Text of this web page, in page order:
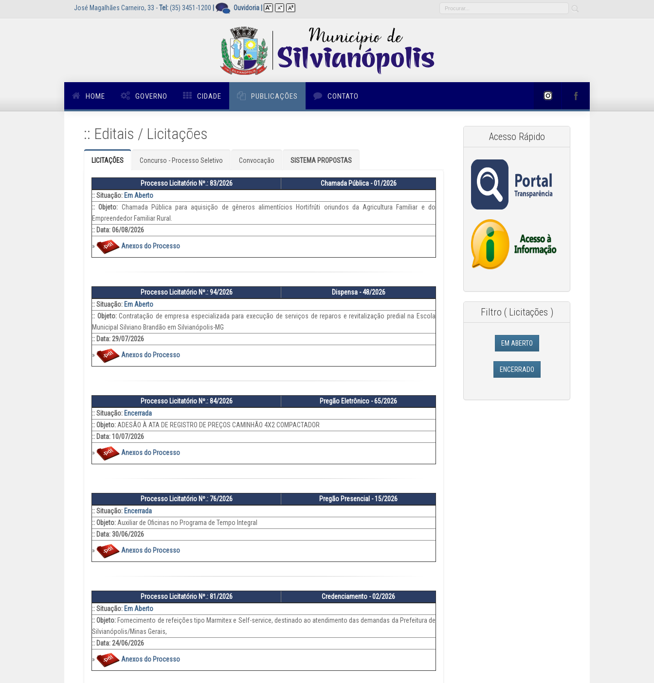
José Magalhães Carneiro, 33 -Tel:(35) 3451-1200 Ouvidoria
HOME GOVERNO CIDADE PUBLICAÇÕES CONTATO
:: Editais / Licitações
LICITAÇÕES Concurso - Processo Seletivo Convocação SISTEMA PROPOSTAS
Processo Licitatório Nº.: 83/2026
Chamada Pública - 01/2026
:: Situação: Em Aberto
:: Objeto: Chamada Pública para aquisição de gêneros alimentícios Hortifrúti oriundos da Agricultura Familiar e do
Empreendedor Familiar Rural.
:: Data: 06/08/2026
» Anexos do Processo
Processo Licitatório Nº.: 94/2026
Dispensa - 48/2026
:: Situação: Em Aberto
:: Objeto:Contratação de empresa especializada para execução de serviços de reparos e revitalização predial na Escola
Municipal Silviano Brandão em Silvianópolis-MG
:: Data: 29/07/2026
» Anexos do Processo
Processo Licitatório Nº.: 84/2026
Pregão Eletrônico - 65/2026
:: Situação: Encerrada
:: Objeto:ADESÃO À ATA DE REGISTRO DE PREÇOS CAMINHÃO 4X2 COMPACTADOR
:: Data: 10/07/2026
» Anexos do Processo
Processo Licitatório Nº.: 76/2026
Pregão Presencial - 15/2026
:: Situação: Encerrada
:: Objeto:Auxiliar de Oficinas no Programa de Tempo Integral
:: Data: 30/06/2026
» Anexos do Processo
Processo Licitatório Nº.: 81/2026
Credenciamento - 02/2026
:: Situação: Em Aberto
:: Objeto: Fornecimento de refeições tipo Marmitex e Self-service, destinado ao atendimento das demandas da Prefeitura de
Silvianópolis/Minas Gerais,
:: Data: 24/06/2026
» Anexos do Processo
Acesso Rápido
Filtro ( Licitações )
EM ABERTO
ENCERRADO